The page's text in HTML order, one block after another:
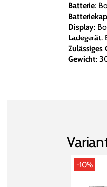
Batterie:
Display:
Ladegerät:
Zulässiges
Gewicht:
-10%